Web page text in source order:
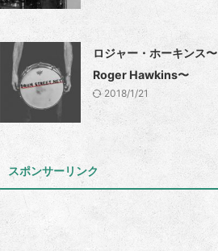
ロジャー・ホーキンス〜
Roger Hawkins〜
2018/1/21
スポンサーリンク